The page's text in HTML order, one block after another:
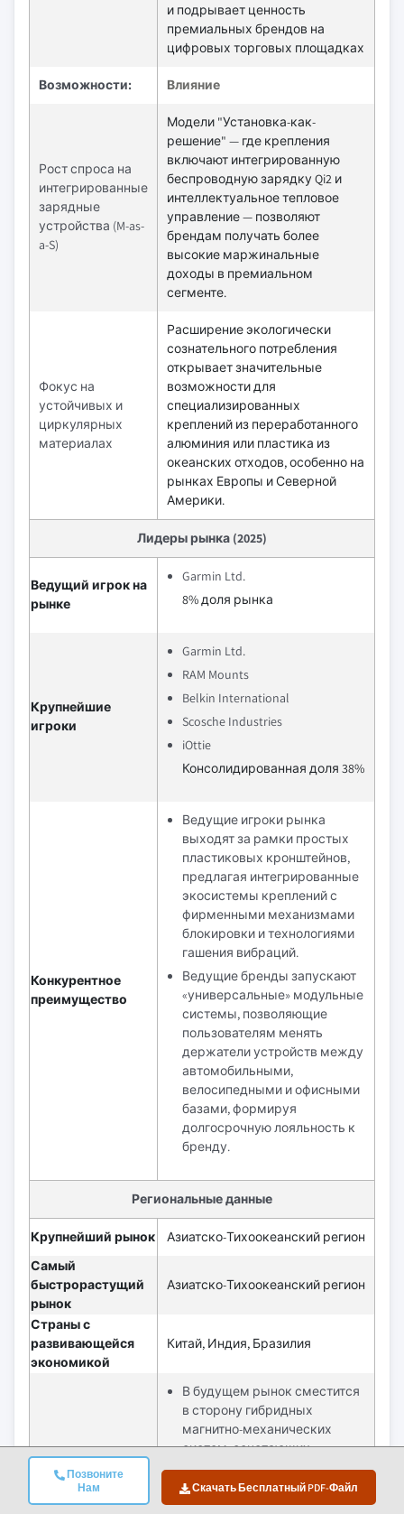
Позвоните
Нам
Скачать Бесплатный PDF-Файл
и подрывает ценность
премиальных брендов на
цифровых торговых площадках
Возможности: Влияние
Рост спроса на
интегрированные
зарядные
устройства (M-as-
a-S)
Модели "Установка-как-
решение" — где крепления
включают интегрированную
беспроводную зарядку Qi2 и
интеллектуальное тепловое
управление — позволяют
брендам получать более
высокие маржинальные
доходы в премиальном
сегменте.
Фокус на
устойчивых и
циркулярных
материалах
Расширение экологически
сознательного потребления
открывает значительные
возможности для
специализированных
креплений из переработанного
алюминия или пластика из
океанских отходов, особенно на
рынках Европы и Северной
Америки.
Лидеры рынка (2025)
Ведущий игрок на
рынке
Garmin Ltd.
8% доля рынка
Крупнейшие
игроки
Garmin Ltd.
RAM Mounts
Belkin International
Scosche Industries
iOttie
Консолидированная доля 38%
Конкурентное
преимущество
Ведущие игроки рынка
выходят за рамки простых
пластиковых кронштейнов,
предлагая интегрированные
экосистемы креплений с
фирменными механизмами
блокировки и технологиями
гашения вибраций.
Ведущие бренды запускают
«универсальные» модульные
системы, позволяющие
пользователям менять
держатели устройств между
автомобильными,
велосипедными и офисными
базами, формируя
долгосрочную лояльность к
бренду.
Региональные данные
Крупнейший рынок
Азиатско-Тихоокеанский регион
Самый
быстрорастущий
рынок
Азиатско-Тихоокеанский регион
Страны с
развивающейся
экономикой
Китай, Индия, Бразилия
В будущем рынок сместится
в сторону гибридных
магнитно-механических
систем, сочетающих
удобство магнитов с высокой
безопасностью "жёсткого
замка", необходимого для